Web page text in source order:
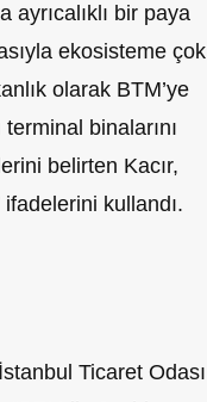
ayrıcalıklı bir paya
ekosisteme çok
olarak BTM’ye
binalarını
belirten Kacır,
ifadelerini kullandı.
Ticaret Odası